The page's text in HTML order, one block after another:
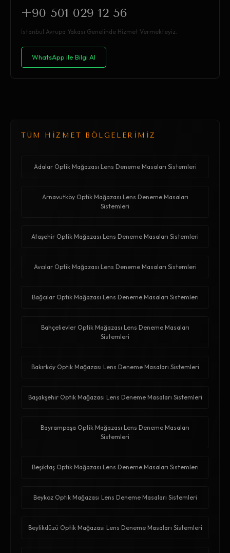
+90 501 029 12 56
İstanbul Avrupa Yakası Genelinde Hizmet Vermekteyiz.
WhatsApp ile Bilgi Al
TÜM HİZMET BÖLGELERİMİZ
Adalar Optik Mağazası Lens Deneme Masaları Sistemleri
Arnavutköy Optik Mağazası Lens Deneme Masaları
Sistemleri
Ataşehir Optik Mağazası Lens Deneme Masaları Sistemleri
Avcılar Optik Mağazası Lens Deneme Masaları Sistemleri
Bağcılar Optik Mağazası Lens Deneme Masaları Sistemleri
Bahçelievler Optik Mağazası Lens Deneme Masaları
Sistemleri
Bakırköy Optik Mağazası Lens Deneme Masaları Sistemleri
Başakşehir Optik Mağazası Lens Deneme Masaları Sistemleri
Bayrampaşa Optik Mağazası Lens Deneme Masaları
Sistemleri
Beşiktaş Optik Mağazası Lens Deneme Masaları Sistemleri
Beykoz Optik Mağazası Lens Deneme Masaları Sistemleri
Beylikdüzü Optik Mağazası Lens Deneme Masaları Sistemleri